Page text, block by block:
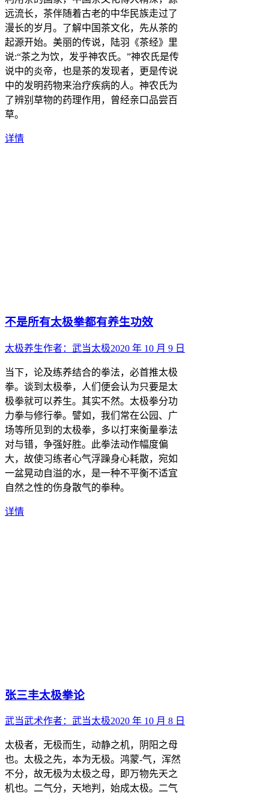
远流长，茶伴随着古老的中华民族走过了
漫长的岁月。了解中国茶文化，先从茶的
起源开始。美丽的传说，陆羽《茶经》里
说:“茶之为饮，发乎神农氏。”神农氏是传
说中的炎帝，也是茶的发现者，更是传说
中的发明药物来治疗疾病的人。神农氏为
了辨别草物的药理作用，曾经亲口品尝百
草。
详情
不是所有太极拳都有养生功效
太极养生作者： 武当太极2020 年 10 月 9 日
当下，论及练养结合的拳法，必首推太极
拳。谈到太极拳，人们便会认为只要是太
极拳就可以养生。其实不然。太极拳分功
力拳与修行拳。譬如，我们常在公园、广
场等所见到的太极拳，多以打来衡量拳法
对与错，争强好胜。此拳法动作幅度偏
大，故使习练者心气浮躁身心耗散，宛如
一盆晃动自溢的水，是一种不平衡不适宜
自然之性的伤身散气的拳种。
详情
张三丰太极拳论
武当武术作者： 武当太极2020 年 10 月 8 日
太极者，无极而生，动静之机，阴阳之母
也。太极之先，本为无极。鸿蒙-气，浑然
不分，故无极为太极之母，即万物先天之
机也。二气分，天地判，始成太极。二气